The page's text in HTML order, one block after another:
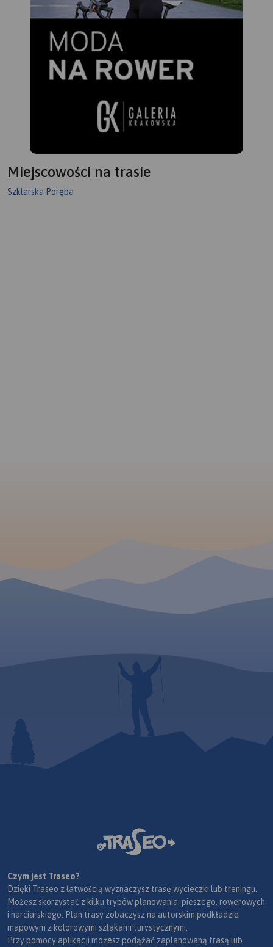
Miejscowości na trasie
Szklarska Poręba
Czym jest Traseo?
Dzięki Traseo z łatwością wyznaczysz trasę wycieczki lub treningu.
Możesz skorzystać z kilku trybów planowania: pieszego, rowerowych
i narciarskiego. Plan trasy zobaczysz na autorskim podkładzie
mapowym z kolorowymi szlakami turystycznymi.
Przy pomocy aplikacji możesz podążać zaplanowaną trasą lub